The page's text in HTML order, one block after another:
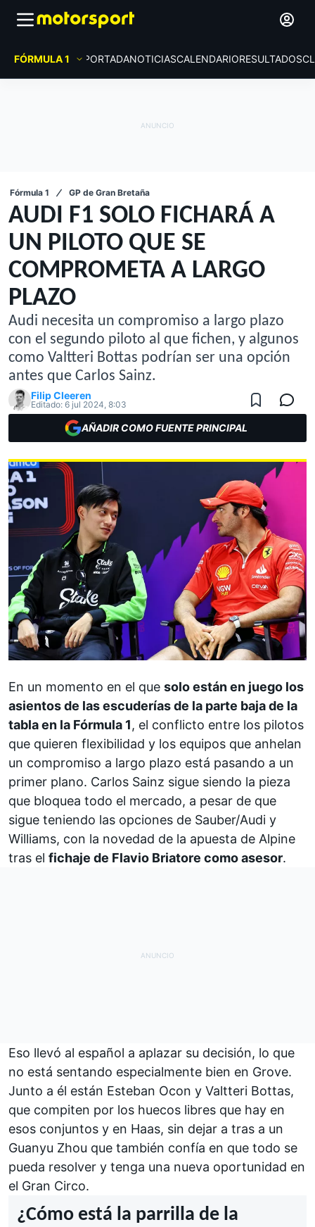
FÓRMULA 1 PORTADANOTICIASCALENDARIORESULTADOS
Fórmula 1 GP de Gran Bretaña
AUDI F1 SOLO FICHARÁ A
UN PILOTO QUE SE
COMPROMETA A LARGO
PLAZO
Audi necesita un compromiso a largo plazo
con el segundo piloto al que fichen, y algunos
como Valtteri Bottas podrían ser una opción
antes que Carlos Sainz.
Filip Cleeren
Editado: 6 jul 2024, 8:03
AÑADIR COMO FUENTE PRINCIPAL
En un momento en el que solo están en juego los
asientos de las escuderías de la parte baja de la
tabla en la Fórmula 1, el conflicto entre los pilotos
que quieren flexibilidad y los equipos que anhelan
un compromiso a largo plazo está pasando a un
primer plano. Carlos Sainz sigue siendo la pieza
que bloquea todo el mercado, a pesar de que
sigue teniendo las opciones de Sauber/Audi y
Williams, con la novedad de la apuesta de Alpine
tras el fichaje de Flavio Briatore como asesor.
Eso llevó al español a aplazar su decisión, lo que
no está sentando especialmente bien en Grove.
Junto a él están Esteban Ocon y Valtteri Bottas,
que compiten por los huecos libres que hay en
esos conjuntos y en Haas, sin dejar a tras a un
Guanyu Zhou que también confía en que todo se
pueda resolver y tenga una nueva oportunidad en
el Gran Circo.
¿Cómo está la parrilla de la